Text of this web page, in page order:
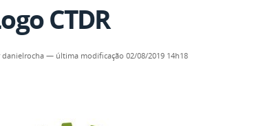
CTDR
danielrocha — última modificação 02/08/2019 14h18